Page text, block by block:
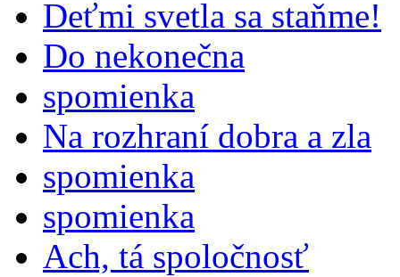
Deťmi svetla sa staňme!
Do nekonečna
spomienka
Na rozhraní dobra a zla
spomienka
spomienka
Ach, tá spoločnosť